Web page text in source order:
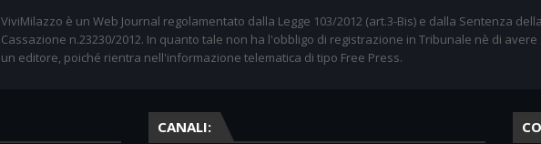
ViviMilazzo è un Web Journal regolamentato dalla Legge 103/2012 (art.3-Bis) e dalla Sentenza della
Cassazione n.23230/2012. In quanto tale non ha l'obbligo di registrazione in Tribunale nè di avere
un editore, poiché rientra nell'informazione telematica di tipo Free Press.
CANALI: